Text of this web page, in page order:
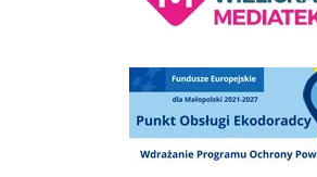
Punkt Obsługi Ekodoradcy Wieliczka